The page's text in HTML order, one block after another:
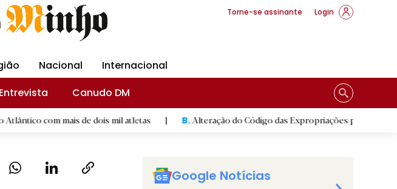
Torne-se assinante Login
Nacional
Internacional
Entrevista
Canudo DM
mais de dois mil atletas | B.Alteração do Código das Expropriações pode ajudar construção
Google Notícias